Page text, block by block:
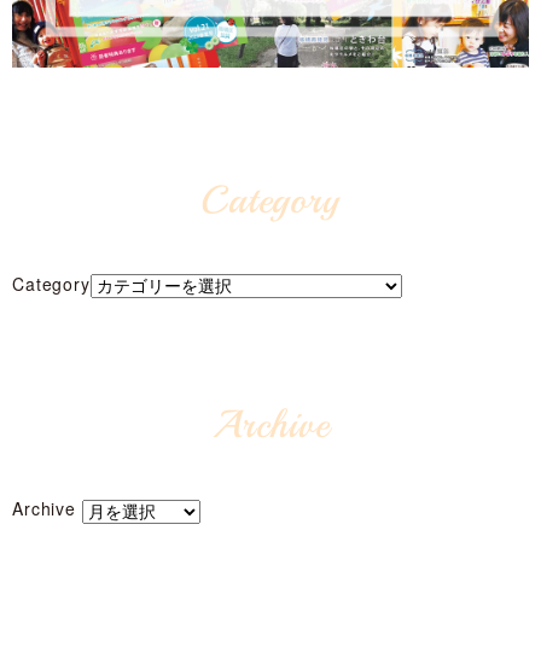
Category
Category
Archive
Archive